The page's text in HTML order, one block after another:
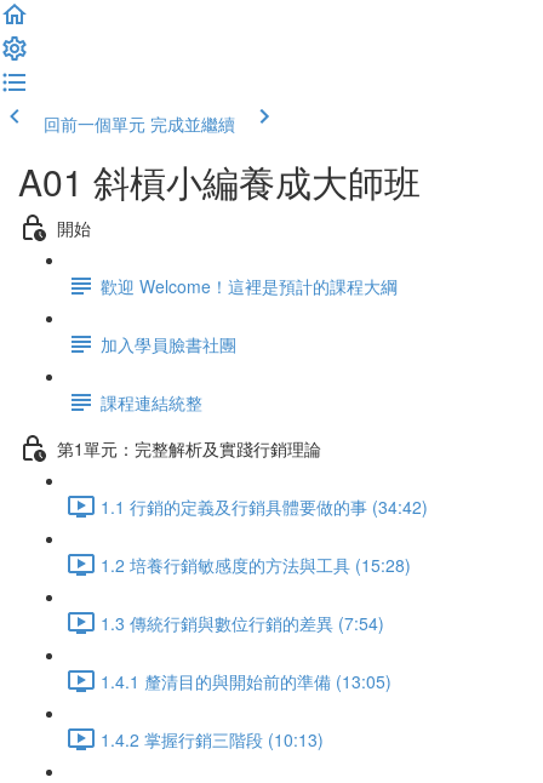
回前一個單元 完成並繼續
A01 斜槓小編養成大師班
開始
歡迎 Welcome！這裡是預計的課程大綱
加入學員臉書社團
課程連結統整
第1單元：完整解析及實踐行銷理論
1.1 行銷的定義及行銷具體要做的事 (34:42)
1.2 培養行銷敏感度的方法與工具 (15:28)
1.3 傳統行銷與數位行銷的差異 (7:54)
1.4.1 釐清目的與開始前的準備 (13:05)
1.4.2 掌握行銷三階段 (10:13)